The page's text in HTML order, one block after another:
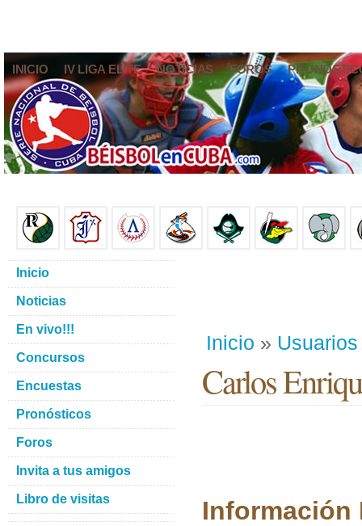
INICIO IV LIGA ELITE NOTICIAS FOROS
Inicio » Usuarios
Carlos
Información
Inicio
Noticias
En vivo!!!
Concursos
Encuestas
Pronósticos
Foros
Invita a tus amigos
Libro de visitas